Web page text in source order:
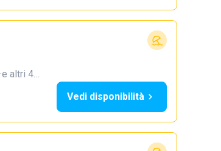
·e altri 4…
Vedi disponibilità